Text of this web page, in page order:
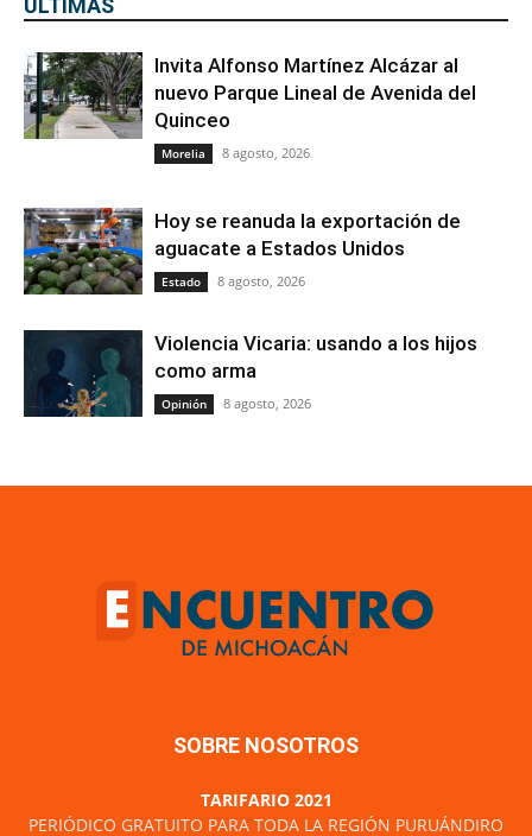
ÚLTIMAS
Invita Alfonso Martínez Alcázar al
nuevo Parque Lineal de Avenida del
Quinceo
Morelia 8 agosto, 2026
Hoy se reanuda la exportación de
aguacate a Estados Unidos
Estado 8 agosto, 2026
Violencia Vicaria: usando a los hijos
como arma
Opinión 8 agosto, 2026
SOBRE NOSOTROS
TARIFARIO 2021
PERIÓDICO GRATUITO PARA TODA LA REGIÓN PURUÁNDIRO